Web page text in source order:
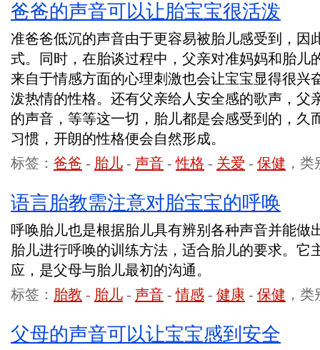
爸爸的声音可以让胎宝宝很活泼
准爸爸低沉的声音由于更容易被胎儿感受到，因
式。同时，在胎谈过程中，父亲对准妈妈和胎儿
来自于情感方面的心理刺激也会让宝宝显得很兴
泼热情的性格。还有父亲给人安全感的歌声，父
的声音，等等这一切，胎儿都是会感受到的，久
习惯，开朗的性格便会自然形成。
标签： 爸爸 - 胎儿 - 声音 -性格 - 关爱 - 保健 ，
语言胎教需注意对胎宝宝的呼唤
呼唤胎儿也是根据胎儿具有辨别各种声音并能做
胎儿进行呼唤的训练方法，适合胎儿的要求。它
应，是父母与胎儿最初的沟通。
标签： 胎教 - 胎儿 - 声音 -情感 - 健康 - 保健 ，
父母的声音可以让宝宝感到安全